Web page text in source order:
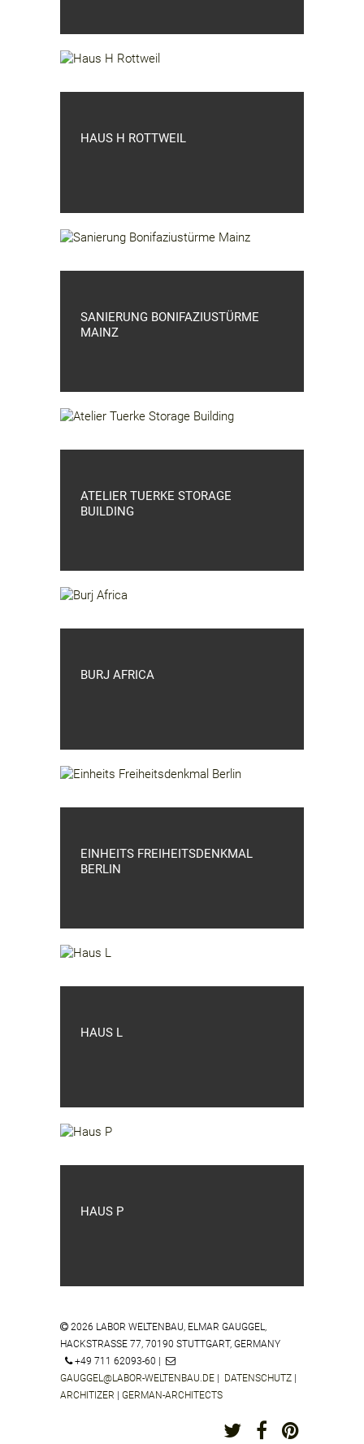
HAUS H ROTTWEIL
SANIERUNG BONIFAZIUSTÜRME
MAINZ
ATELIER TUERKE STORAGE
BUILDING
BURJ AFRICA
EINHEITS FREIHEITSDENKMAL
BERLIN
HAUS L
HAUS P
2026 LABOR WELTENBAU, ELMAR GAUGGEL,
HACKSTRASSE 77, 70190 STUTTGART, GERMANY
+49 711 62093-60 |
GAUGGEL@LABOR-WELTENBAU.DE
DATENSCHUTZ
ARCHITIZER
GERMAN-ARCHITECTS